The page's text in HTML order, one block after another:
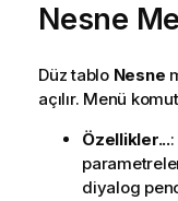
Nesne
Düz tablo Nesne
açılır. Menü
Özellikler...:
diyalog